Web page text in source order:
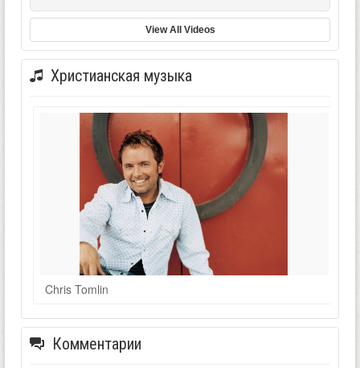
View All Videos
Христианская музыка
Chris Tomlin
Комментарии